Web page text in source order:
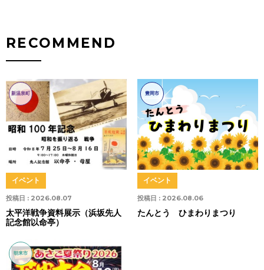
RECOMMEND
新温泉町
投稿日 : 2026.08.07
イベント
太平洋戦争資料展示（浜坂先人
記念館以命亭）
豊岡市
投稿日 : 2026.08.06
イベント
たんとう ひまわりまつり
朝来市